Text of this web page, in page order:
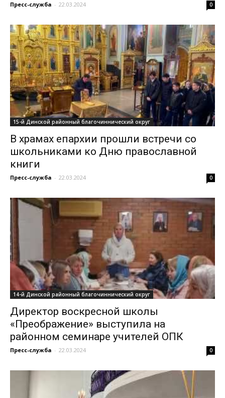
Пресс-служба - 22.03.2024 0
15-й Динской районный благочиннический округ
В храмах епархии прошли встречи со
школьниками ко Дню православной
книги
Пресс-служба - 22.03.2024 0
14-й Динской районный благочиннический округ
Директор воскресной школы
«Преображение» выступила на
районном семинаре учителей ОПК
Пресс-служба - 22.03.2024 0